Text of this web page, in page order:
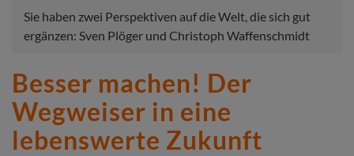
Sie haben zwei Perspektiven auf die Welt, die sich gut
ergänzen: Sven Plöger und Christoph Waffenschmidt
Besser machen! Der
Wegweiser in eine
lebenswerte Zukunft